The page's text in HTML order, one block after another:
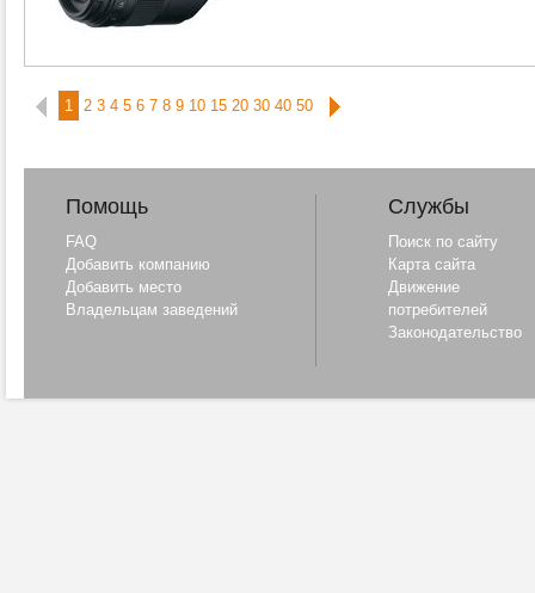
1 2 3 4 5 6 7 8 9 10 15 20 30 40 50
Помощь
FAQ
Добавить компанию
Добавить место
Владельцам заведений
Службы
Поиск по сайту
Карта сайта
Движение
потребителей
Законодательство